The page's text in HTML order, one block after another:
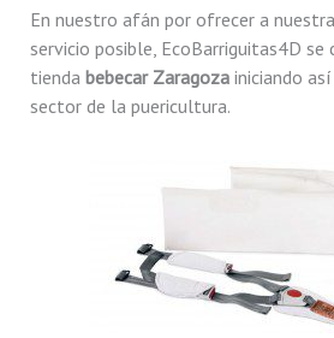
En nuestro afán por ofrecer a
servicio posible, EcoBarriguitas4D se
tiendabebecar Zaragoza iniciando
sector de la puericultura.